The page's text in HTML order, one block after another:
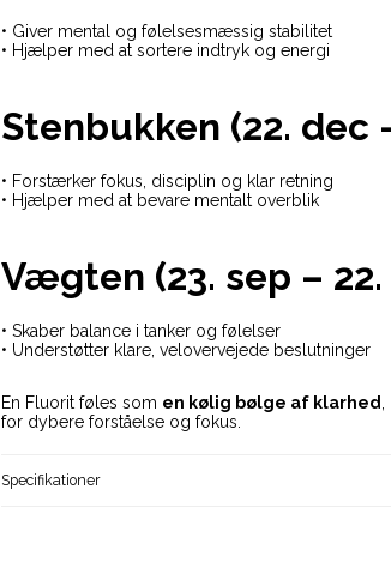
• Giver mental og følelsesmæssig stabilitet
• Hjælper med at sortere indtryk og energi
Stenbukken (22. dec
• Forstærker fokus, disciplin og klar retning
• Hjælper med at bevare mentalt overblik
Vægten (23. sep –
• Skaber balance i tanker og følelser
• Understøtter klare, velovervejede beslutninger
En Fluorit føles som en kølig bølge af klarhed
for dybere forståelse og fokus.
Specifikationer